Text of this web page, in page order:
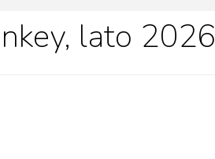
lato 2026